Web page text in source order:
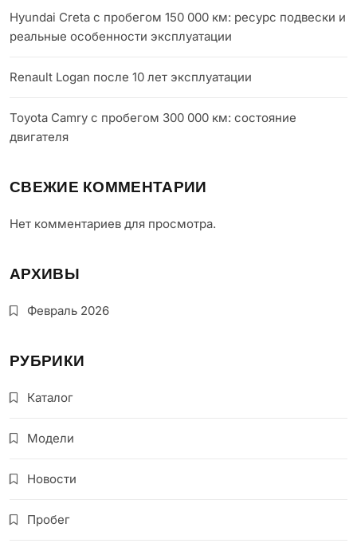
Hyundai Creta с пробегом 150 000 км: ресурс подвески и
реальные особенности эксплуатации
Renault Logan после 10 лет эксплуатации
Toyota Camry с пробегом 300 000 км: состояние
двигателя
СВЕЖИЕ КОММЕНТАРИИ
Нет комментариев для просмотра.
АРХИВЫ
Февраль 2026
РУБРИКИ
Каталог
Модели
Новости
Пробег